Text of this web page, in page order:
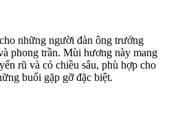
những người đàn ông trưởng
phong trần. Mùi hương này mang
rũ và có chiều sâu, phù hợp cho
buổi gặp gỡ đặc biệt.